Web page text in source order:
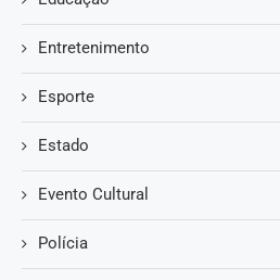
Entretenimento
Esporte
Estado
Evento Cultural
Polícia